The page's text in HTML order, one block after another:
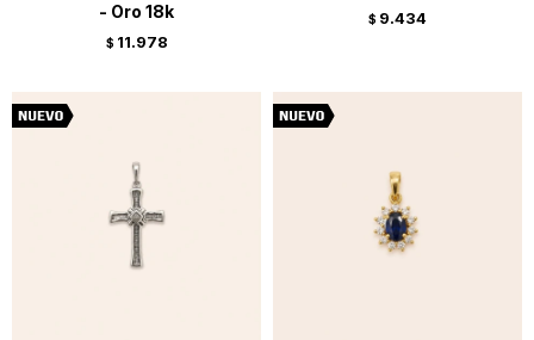
- Oro 18k
$ 11.978
$ 9.434